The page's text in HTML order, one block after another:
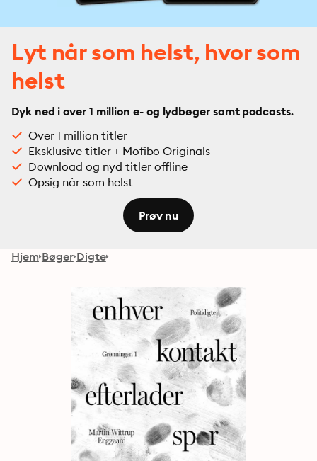
Lyt når som helst, hvor som
helst
Dyk ned i over 1 million e- og lydbøger samt podcasts.
Over 1 million titler
Eksklusive titler + Mofibo Originals
Download og nyd titler offline
Opsig når som helst
Prøv nu
Hjem Bøger Digte